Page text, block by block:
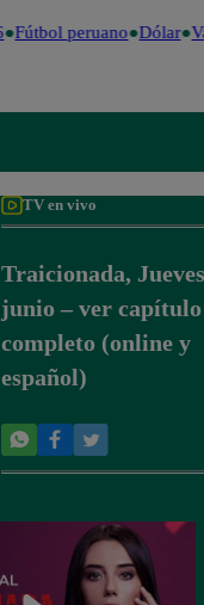
Fútbol peruano Dólar
TV en vivo
Traicionada,
junio – ver capítulo
completo (online y
español)